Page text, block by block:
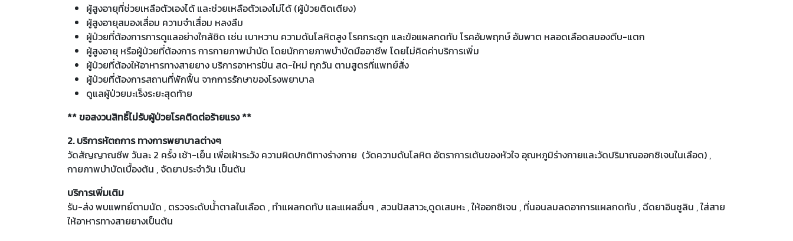
ผู้สูงอายุที่ช่วยเหลือตัวเองได้ และช่วยเหลือตัวเองไม่ได้ (ผู้ป่วยติดเตียง)
ผู้สูงอายุสมองเสื่อม ความจำเสื่อม หลงลืม
ผู้ป่วยที่ต้องการการดูแลอย่างใกล้ชิด เช่น เบาหวาน ความดันโลหิตสูง โรคกระดูก และข้อแผลกดทับ โรคอัมพฤกษ์ อัมพาต หลอดเลือดสมองตีบ-แตก
ผู้สูงอายุ หรือผู้ป่วยที่ต้องการ การกายภาพบำบัด โดยนักกายภาพบำบัดมืออาชีพ โดยไม่คิดค่าบริการเพิ่ม
ผู้ป่วยที่ต้องให้อาหารทางสายยาง บริการอาหารปั่น สด-ใหม่ ทุกวัน ตามสูตรที่แพทย์สั่ง
ผู้ป่วยที่ต้องการสถานที่พักฟื้น จากการรักษาของโรงพยาบาล
ดูแลผู้ป่วยมะเร็งระยะสุดท้าย
** ขอสงวนสิทธิ์ไม่รับผู้ป่วยโรคติดต่อร้ายแรง **
2. บริการหัตถการ ทางการพยาบาลต่างๆ
วัดสัญญาณชีพ วันละ 2 ครั้ง เช้า-เย็น เพื่อเฝ้าระวัง ความผิดปกติทางร่างกาย (วัดความดันโลหิต อัตราการเต้นของหัวใจ อุณหภูมิร่างกายและวัดปริมาณออกซิเจนในเลือด) ,
กายภาพบำบัดเบื้องต้น , จัดยาประจำวัน เป็นต้น
บริการเพิ่มเติม
รับ-ส่ง พบแพทย์ตามนัด , ตรวจระดับน้ำตาลในเลือด , ทำแผลกดทับ และแผลอื่นๆ , สวนปัสสาวะ,ดูดเสมหะ , ให้ออกซิเจน , ที่นอนลมลดอาการแผลกดทับ , ฉีดยาอินซูลิน , ใส่สาย
ให้อาหารทางสายยางเป็นต้น